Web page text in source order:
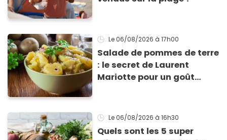
Le 06/08/2026 à 17h00
Salade de pommes de terre
: le secret de Laurent
Mariotte pour un goût
Le 06/08/2026 à 16h30
Quels sont les 5 super